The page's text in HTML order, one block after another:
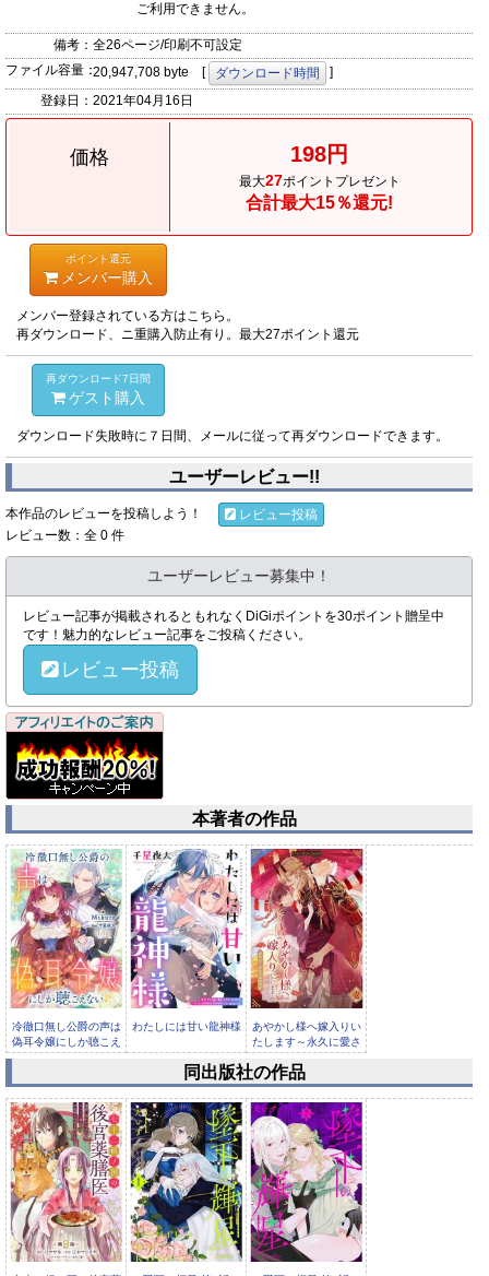
ご利用できません。
備考： 全26ページ/印刷不可設定
ファイル容量：20,947,708 byte [ ダウンロード時間
]
登録日： 2021年04月16日
価格 198円
最大27ポイントプレゼント
合計最大15％還元!
ポイント還元
メンバー購入
メンバー登録されている方はこちら。
再ダウンロード、ニ重購入防止有り。最大27ポイント還元
再ダウンロード7日間
ゲスト購入
ダウンロード失敗時に７日間、メールに従って再ダウンロードできます。
ユーザーレビュー!!
本作品のレビューを投稿しよう！
レビュー投稿
レビュー数：全 0 件
ユーザーレビュー募集中！
レビュー記事が掲載されるともれなくDiGiポイントを30ポイント贈呈中
です！魅力的なレビュー記事をご投稿ください。
レビュー投稿
本著者の作品
冷徹口無し公爵の声は
偽耳令嬢にしか聴こえ
ない【小...
わたしには甘い龍神様
あやかし様へ嫁入りい
たします～永久に愛さ
れて幸せ...
猫が望めば2
同出版社の作品